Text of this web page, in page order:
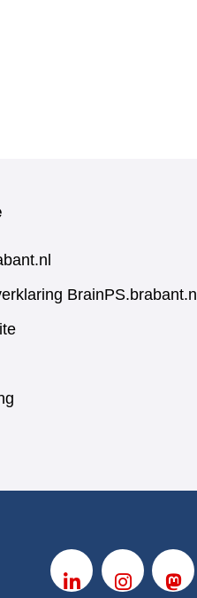
BrainPS.brabant.nl